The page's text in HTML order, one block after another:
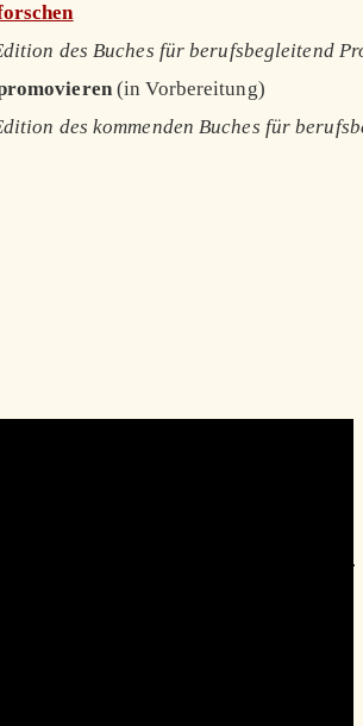
des Buches für berufsbegleitend
(in Vorbereitung)
des kommenden Buches für